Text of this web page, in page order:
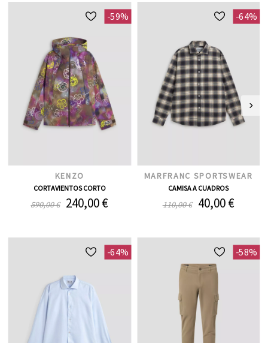
-59%
KENZO
CORTAVIENTOS CORTO
590,00 € 240,00 €
-64%
MARFRANC SPORTSWEAR
CAMISA A CUADROS
110,00 € 40,00 €
-64% -58%